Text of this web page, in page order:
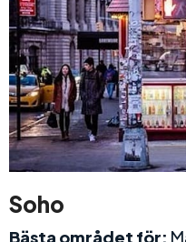
Soho
Bästa området för: